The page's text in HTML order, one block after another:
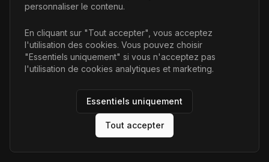
Liens
Accueil
Articles
AI Futur. Tous droits réservés.
personnaliser le contenu.
En cliquant sur "Tout accepter", vous acceptez
l'utilisation des cookies. Vous pouvez choisir
"Essentiels uniquement" si vous n'acceptez pas
l'utilisation de cookies analytiques et marketing.
Essentiels uniquement
Tout accepter